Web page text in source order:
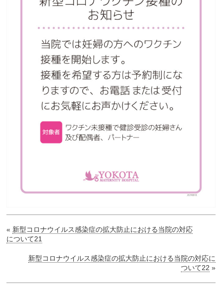
« 新型コロナウイルス感染症の拡大防止における当院の対応
について21
新型コロナウイルス感染症の拡大防止における当院の対応に
ついて22 »